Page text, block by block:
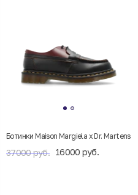
Ботинки Maison Margiela x Dr. Martens
37000 руб. 16000 руб.